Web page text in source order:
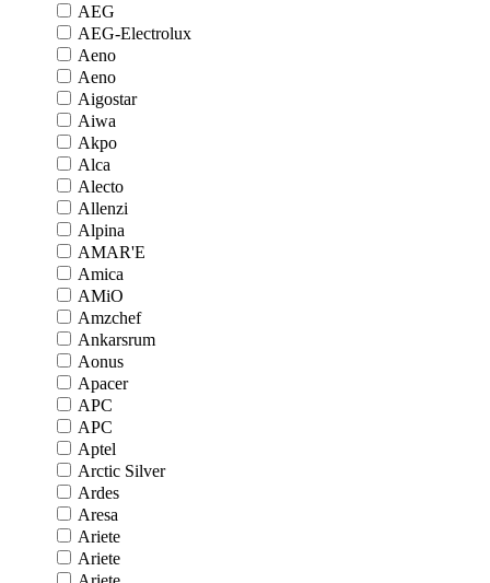
AEG
AEG-Electrolux
Aeno
Aeno
Aigostar
Aiwa
Akpo
Alca
Alecto
Allenzi
Alpina
AMAR'E
Amica
AMiO
Amzchef
Ankarsrum
Aonus
Apacer
APC
APC
Aptel
Arctic Silver
Ardes
Aresa
Ariete
Ariete